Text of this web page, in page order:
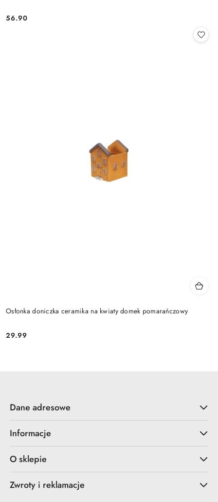
Cena:
56.90
Osłonka doniczka ceramika na kwiaty domek pomarańczowy
Cena:
29.99
Dane adresowe
Informacje
O sklepie
Zwroty i reklamacje